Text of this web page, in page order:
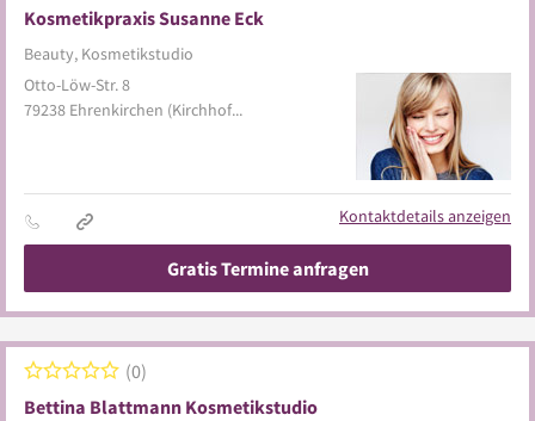
Kosmetikpraxis Susanne Eck
Beauty, Kosmetikstudio
Otto-Löw-Str. 8
79238 Ehrenkirchen (Kirchhofen)
Kontaktdetails anzeigen
Gratis Termine anfragen
Bettina Blattmann Kosmetikstudio
0